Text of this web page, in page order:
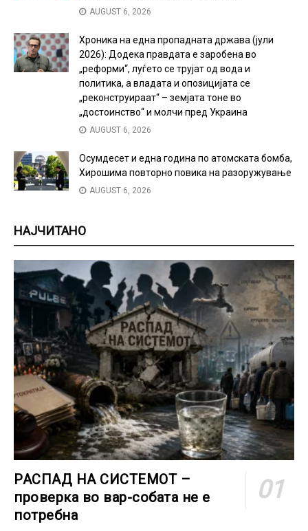
AUGUST 6, 2026
Хроника на една пропадната држава (јули
2026): Додека правдата е заробена во
„реформи“, луѓето се трујат од вода и
политика, а владата и опозицијата се
„реконструираат“ – земјата тоне во
„достоинство“ и молчи пред Украина
AUGUST 6, 2026
Осумдесет и една година по атомската бомба,
Хирошима повторно повика на разоружување
AUGUST 6, 2026
НАЈЧИТАНО
РАСПАД НА СИСТЕМОТ –
проверка во вар-собата не е
потребна